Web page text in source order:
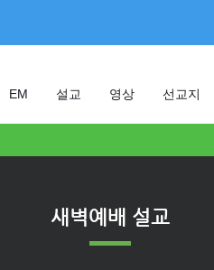
EM 설교 영상 선교지
새벽예배 설교